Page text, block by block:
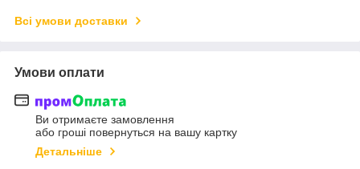
Всі умови доставки
Умови оплати
Ви отримаєте замовлення
або гроші повернуться на вашу картку
Детальніше